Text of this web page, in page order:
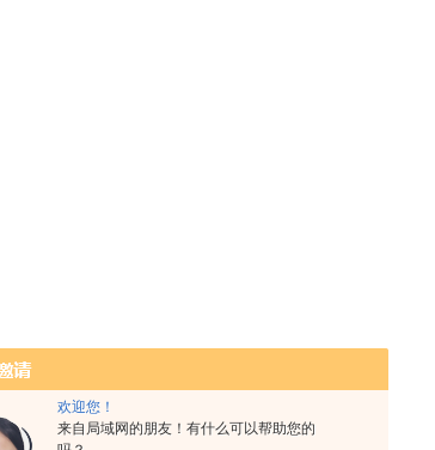
欢迎您！
来自局域网的朋友！有什么可以帮助您的